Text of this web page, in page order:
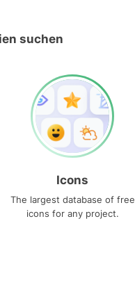
suchen
Icons
The largest database of free
icons for any project.